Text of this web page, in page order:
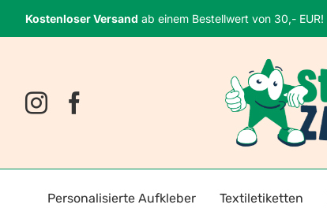
Inhalt
springen
Kostenloser Versand ab einem Bestellwert von 30,- EUR!
Personalisierte Aufkleber Textiletiketten